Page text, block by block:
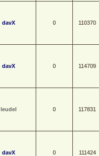
davX 0 110370
davX 0 114709
leudel 0 117831
davX 0 111424